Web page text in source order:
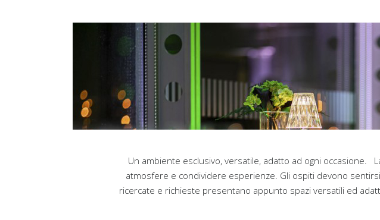
Un ambiente esclusivo, versatile, adatto ad ogni
atmosfere e condividere esperienze. Gli ospiti devono
ricercate e richieste presentano appunto spazi versatili ed